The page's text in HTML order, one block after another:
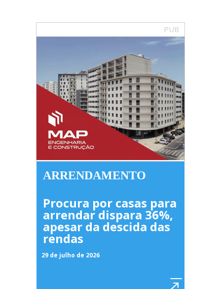
PUB
ARRENDAMENTO
Procura por casas para
arrendar dispara 36%,
apesar da descida das
rendas
29 de julho de 2026